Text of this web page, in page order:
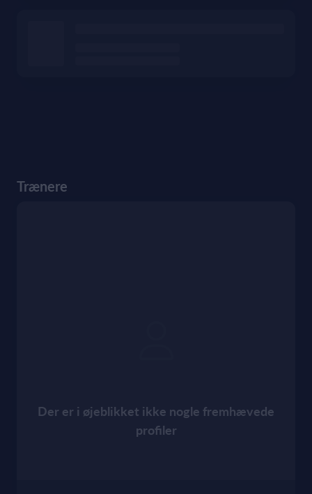
Trænere
Der er i øjeblikket ikke nogle fremhævede
profiler